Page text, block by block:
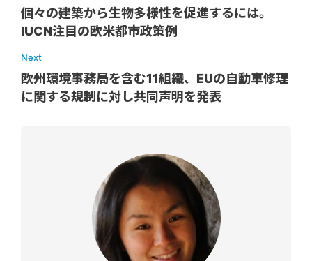
個々の建築から生物多様性を促進するには。
IUCN注目の欧米都市政策例
Next
欧州環境事務局を含む11組織、EUの自動車修理
に関する規制に対し共同声明を発表